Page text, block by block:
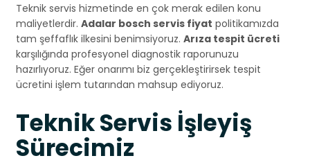
Teknik servis hizmetinde en çok merak edilen konu
maliyetlerdir. Adalar bosch servis fiyat politikamızda
tam şeffaflık ilkesini benimsiyoruz. Arıza tespit ücreti
karşılığında profesyonel diagnostik raporunuzu
hazırlıyoruz. Eğer onarımı biz gerçekleştirirsek tespit
ücretini işlem tutarından mahsup ediyoruz.
Teknik Servis İşleyiş
Sürecimiz